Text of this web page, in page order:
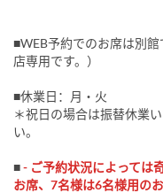
■WEB予約でのお席は別
店専用です。）
■休業日：月・火
＊祝日の場合は振替休業
い。
■- ご予約状況によっては
お席、7名様は6名様用の